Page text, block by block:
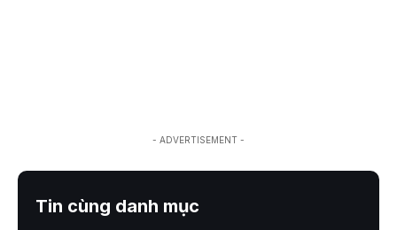
- ADVERTISEMENT -
Tin cùng danh mục